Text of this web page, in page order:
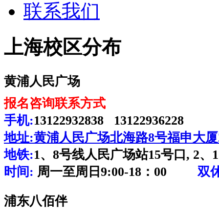
联系我们
上海校区分布
黄浦人民广场
报名咨询联系方式
手机:13122932838 13122936228
地址:黄浦人民广场北海路8号福申大
地铁:1、8号线人民广场站15号口, 2
时间: 周一至周日9:00-18：00双
浦东八佰伴